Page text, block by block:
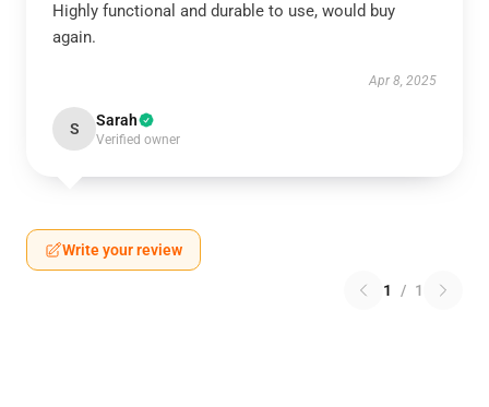
Highly functional and durable to use, would buy
again.
Apr 8, 2025
S Sarah
Verified owner
Write your review
1 / 1